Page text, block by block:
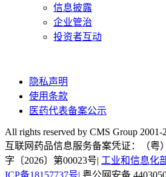
信息披露
企业管治
投资者互动
隐私声明
使用条款
医药代表备案公示
All rights reserved by CMS Group
互联网药品信息服务备案凭证：（粤
字〔2026〕第00023号| 工业和信息化
ICP备18157737号| 粤公网安备